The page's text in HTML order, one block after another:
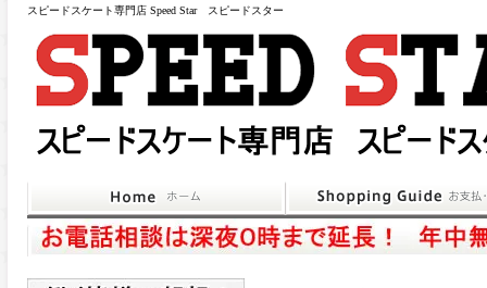
スピードスケート専門店 Speed Star スピードスター